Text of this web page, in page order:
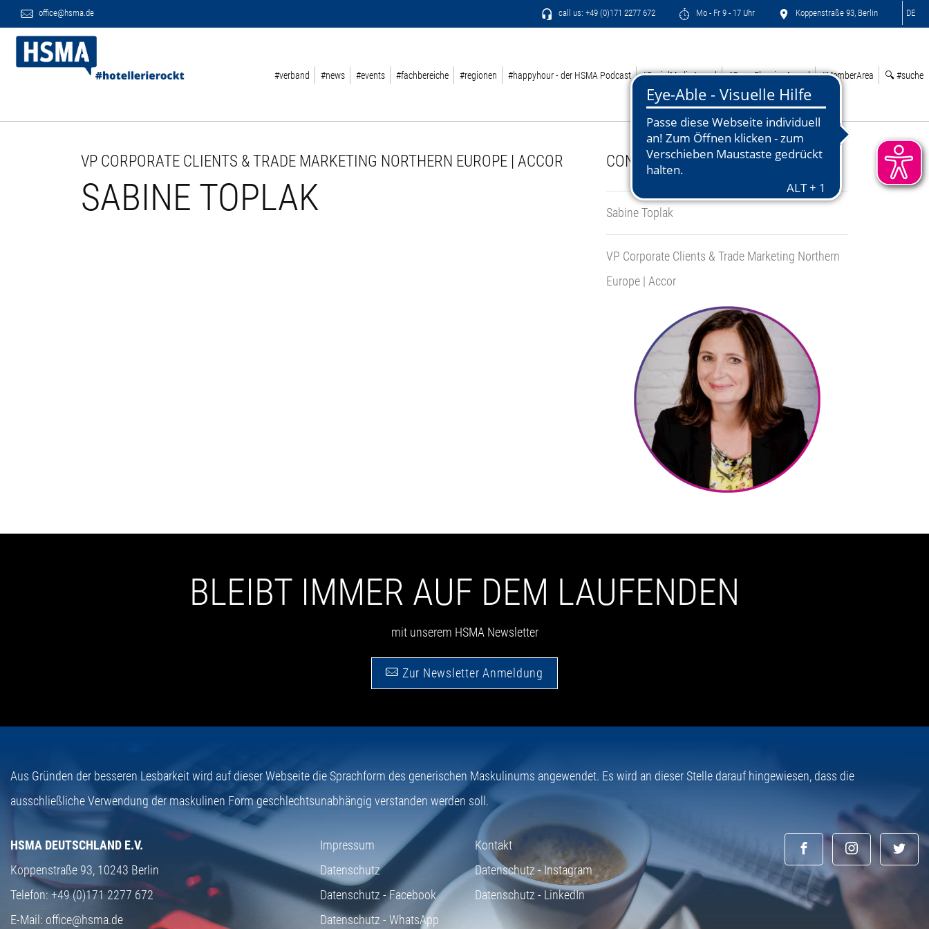
office@hsma.de call us: +49 (0)171 2277 672 Mo - Fr 9 - 17 Uhr Koppenstraße 93, Berlin DE
#verband #news #events #fachbereiche #regionen #happyhour - der HSMA Podcast #SocialMediaAward #GreenSleepingAward #MemberArea 🔍 #suche
VP CORPORATE CLIENTS & TRADE MARKETING NORTHERN EUROPE | ACCOR
SABINE TOPLAK
CONTACT:
Sabine Toplak
VP Corporate Clients & Trade Marketing Northern
Europe | Accor
BLEIBT IMMER AUF DEM LAUFENDEN
mit unserem HSMA Newsletter
Zur Newsletter Anmeldung
Aus Gründen der besseren Lesbarkeit wird auf dieser Webseite die Sprachform des generischen Maskulinums angewendet. Es wird an dieser Stelle darauf hingewiesen, dass die
ausschließliche Verwendung der maskulinen Form geschlechtsunabhängig verstanden werden soll.
HSMA DEUTSCHLAND E.V.
Koppenstraße 93, 10243 Berlin
Telefon:+49 (0)171 2277 672
E-Mail: office@hsma.de
Impressum
Kontakt
Datenschutz
Datenschutz - Instagram
Datenschutz - Facebook
Datenschutz - LinkedIn
Datenschutz - WhatsApp